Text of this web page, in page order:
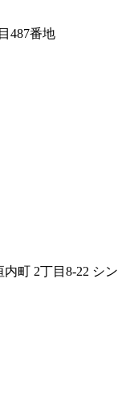
487番地
町 2丁目8-22 シン